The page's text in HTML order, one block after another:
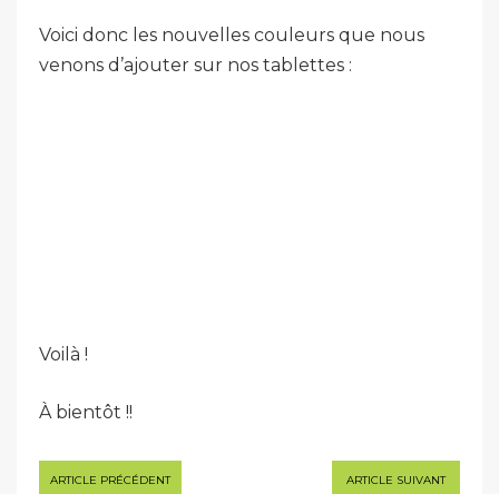
Voici donc les nouvelles couleurs que nous
venons d’ajouter sur nos tablettes :
Voilà !
À bientôt !!
Navigation
ARTICLE PRÉCÉDENT ARTICLE SUIVANT